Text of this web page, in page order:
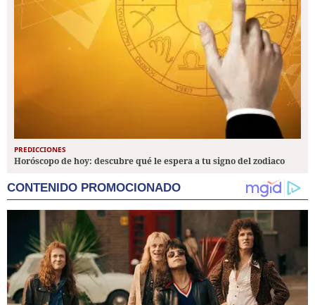
PREDICCIONES
Horóscopo de hoy: descubre qué le espera a tu signo del zodiaco
CONTENIDO PROMOCIONADO